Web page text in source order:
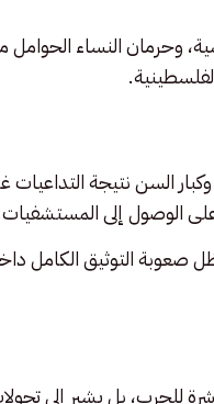
وحرمان النساء الحوامل
السن نتيجة التداعيات
على الوصول إلى
ظل صعوبة التوثيق الكامل
للحرب، بل يشير إلى